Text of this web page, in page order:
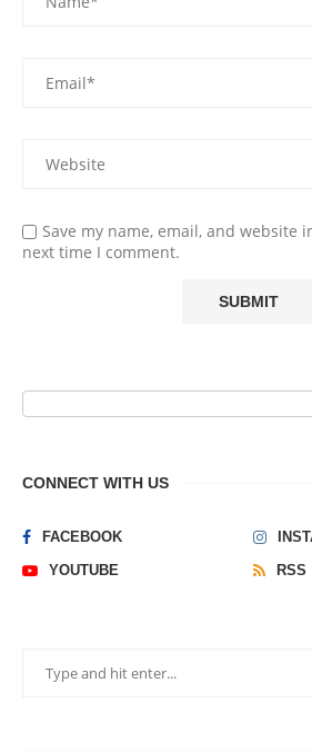
Save my name, email, and website
next time I comment.
CONNECT WITH US
FACEBOOK
YOUTUBE
RSS